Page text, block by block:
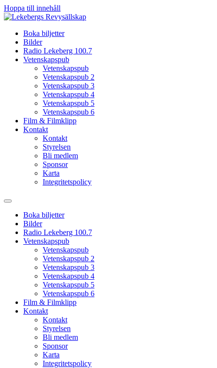
Hoppa till innehåll
Boka biljetter
Bilder
Radio Lekeberg 100.7
Vetenskapspub
Vetenskapspub
Vetenskapspub 2
Vetenskapspub 3
Vetenskapspub 4
Vetenskapspub 5
Vetenskapspub 6
Film & Filmklipp
Kontakt
Kontakt
Styrelsen
Bli medlem
Sponsor
Karta
Integritetspolicy
Boka biljetter
Bilder
Radio Lekeberg 100.7
Vetenskapspub
Vetenskapspub
Vetenskapspub 2
Vetenskapspub 3
Vetenskapspub 4
Vetenskapspub 5
Vetenskapspub 6
Film & Filmklipp
Kontakt
Kontakt
Styrelsen
Bli medlem
Sponsor
Karta
Integritetspolicy